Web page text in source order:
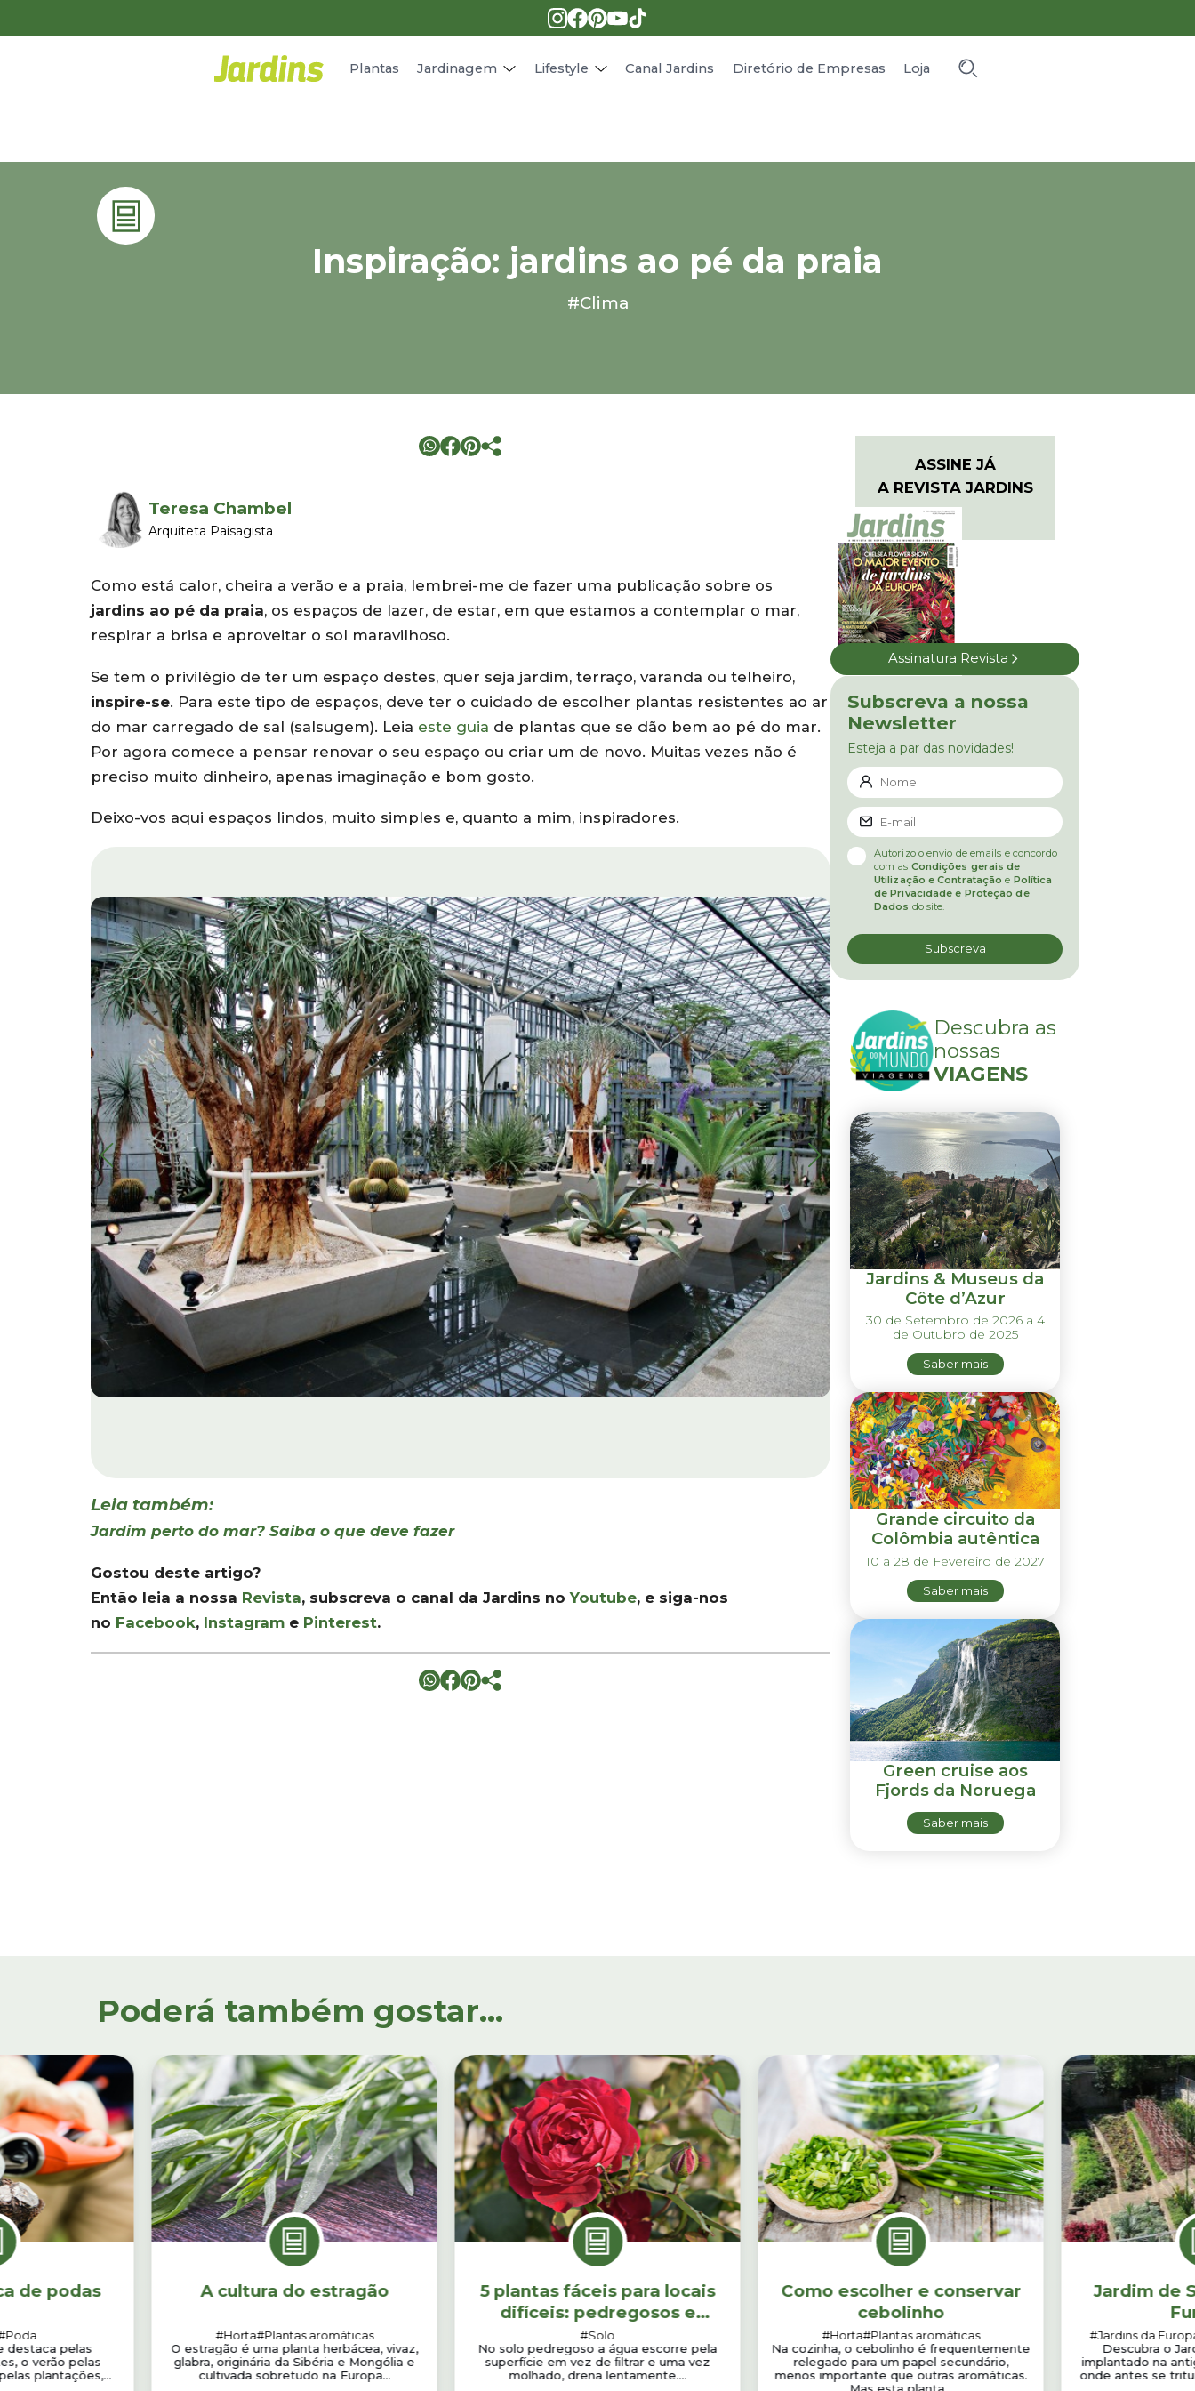
Plantas Jardinagem Lifestyle
Receitas
Canal Jardins Diretório de Empresas Loja
Inspiração: jardins ao pé da praia
#Clima
Teresa Chambel
Arquiteta Paisagista
Como está calor, cheira a verão e a praia, lembrei-me de fazer uma publicação sobre os
jardins ao pé da praia, os espaços de lazer, de estar, em que estamos a contemplar o mar,
respirar a brisa e aproveitar o sol maravilhoso.
Se tem o privilégio de ter um espaço destes, quer seja jardim, terraço, varanda ou telheiro,
inspire-se. Para este tipo de espaços, deve ter o cuidado de escolher plantas resistentes ao ar
do mar carregado de sal (salsugem). Leia este guia de plantas que se dão bem ao pé do mar.
Por agora comece a pensar renovar o seu espaço ou criar um de novo. Muitas vezes não é
preciso muito dinheiro, apenas imaginação e bom gosto.
Deixo-vos aqui espaços lindos, muito simples e, quanto a mim, inspiradores.
Leia também:
Jardim perto do mar? Saiba o que deve fazer
Gostou deste artigo?
Então leia a nossa Revista, subscreva o canal da Jardins noYoutube, e siga-nos
no Facebook, Instagram e Pinterest.
ASSINE JÁ
A REVISTA JARDINS
Assinatura Revista
Subscreva a nossa
Newsletter
Esteja a par das novidades!
Autorizo o envio de emails e concordo
com as Condições gerais de
Utilização e Contratação e Política
de Privacidade e Proteção de
Dados do site.
Descubra as
nossas
VIAGENS
Jardins & Museus da
Côte d’Azur
30 de Setembro de 2026 a 4
de Outubro de 2025
Saber mais
Grande circuito da
Colômbia autêntica
10 a 28 de Fevereiro de 2027
Saber mais
Green cruise aos
Fjords da Noruega
Saber mais
Poderá também gostar...
de podas
destaca pelas
o verão pelas
plantações,...
A cultura do estragão
#Horta#Plantas aromáticas
O estragão é uma planta herbácea, vivaz,
glabra, originária da Sibéria e Mongólia e
cultivada sobretudo na Europa...
5 plantas fáceis para locais
difíceis: pedregosos e
pobres
#Solo
No solo pedregoso a água escorre pela
superfície em vez de ﬁltrar e uma vez
molhado, drena lentamente....
Como escolher e conservar
cebolinho
#Horta#Plantas aromáticas
Na cozinha, o cebolinho é frequentemente
relegado para um papel secundário,
menos importante que outras aromáticas.
Mas esta planta...
Jardim de
#Jardins da
Descubra o
implantado na
onde antes se